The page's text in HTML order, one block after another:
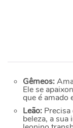
Gêmeos:
Ele se
que é amado
Leão:
beleza, a sua